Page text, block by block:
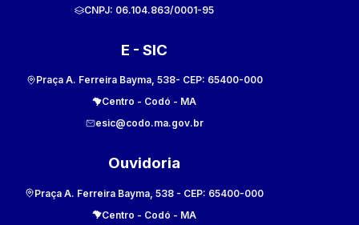
CNPJ: 06.104.863/0001-95
E - SIC
Praça A. Ferreira Bayma, 538- CEP: 65400-000
Centro - Codó - MA
esic@codo.ma.gov.br
Ouvidoria
Praça A. Ferreira Bayma, 538 - CEP: 65400-000
Centro - Codó - MA